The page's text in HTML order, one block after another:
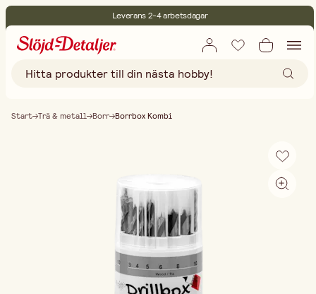
Leverans 2-4 arbetsdagar
Fri frakt vid köp över 499:-
Start Trä & metall Borr Borrbox Kombi